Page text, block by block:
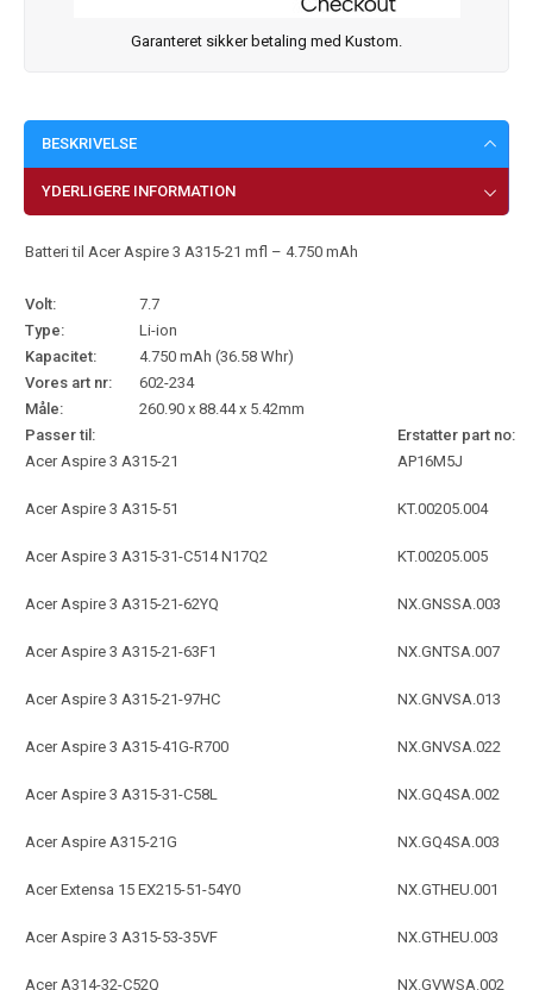
Garanteret sikker betaling med Kustom.
BESKRIVELSE
YDERLIGERE INFORMATION
Batteri til Acer Aspire 3 A315-21 mfl – 4.750 mAh
Volt:
7.7
Type:
Li-ion
Kapacitet:
4.750 mAh (36.58 Whr)
Vores art nr:
602-234
Måle:
260.90 x 88.44 x 5.42mm
Passer til:
Erstatter part no:
Acer Aspire 3 A315-21
Acer Aspire 3 A315-51
Acer Aspire 3 A315-31-C514 N17Q2
Acer Aspire 3 A315-21-62YQ
Acer Aspire 3 A315-21-63F1
Acer Aspire 3 A315-21-97HC
Acer Aspire 3 A315-41G-R700
Acer Aspire 3 A315-31-C58L
Acer Aspire A315-21G
Acer Extensa 15 EX215-51-54Y0
Acer Aspire 3 A315-53-35VF
Acer A314-32-C52Q
AP16M5J
KT.00205.004
KT.00205.005
NX.GNSSA.003
NX.GNTSA.007
NX.GNVSA.013
NX.GNVSA.022
NX.GQ4SA.002
NX.GQ4SA.003
NX.GTHEU.001
NX.GTHEU.003
NX.GVWSA.002